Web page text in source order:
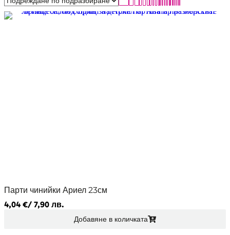
Парти чинийки Ариел 23см
4,04 €/ 7,90 лв.
Добавяне в количката